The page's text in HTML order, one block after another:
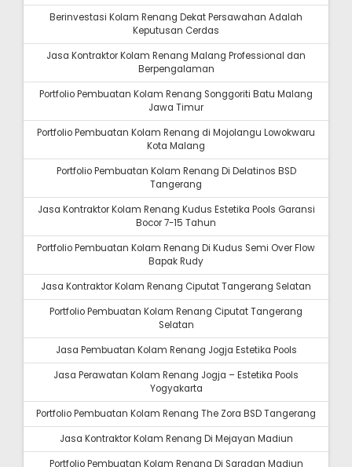
Berinvestasi Kolam Renang Dekat Persawahan Adalah
Keputusan Cerdas
Jasa Kontraktor Kolam Renang Malang Professional dan
Berpengalaman
Portfolio Pembuatan Kolam Renang Songgoriti Batu Malang
Jawa Timur
Portfolio Pembuatan Kolam Renang di Mojolangu Lowokwaru
Kota Malang
Portfolio Pembuatan Kolam Renang Di Delatinos BSD
Tangerang
Jasa Kontraktor Kolam Renang Kudus Estetika Pools Garansi
Bocor 7-15 Tahun
Portfolio Pembuatan Kolam Renang Di Kudus Semi Over Flow
Bapak Rudy
Jasa Kontraktor Kolam Renang Ciputat Tangerang Selatan
Portfolio Pembuatan Kolam Renang Ciputat Tangerang
Selatan
Jasa Pembuatan Kolam Renang Jogja Estetika Pools
Jasa Perawatan Kolam Renang Jogja – Estetika Pools
Yogyakarta
Portfolio Pembuatan Kolam Renang The Zora BSD Tangerang
Jasa Kontraktor Kolam Renang Di Mejayan Madiun
Portfolio Pembuatan Kolam Renang Di Saradan Madiun